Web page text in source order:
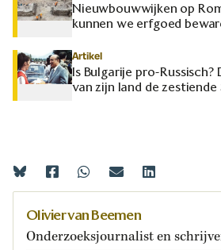
Nieuwbouwwijken op
kunnen we erfgoed
Artikel
Is Bulgarije pro-
van zijn land de
Olivier van Beemen
Onderzoeksjournalist en